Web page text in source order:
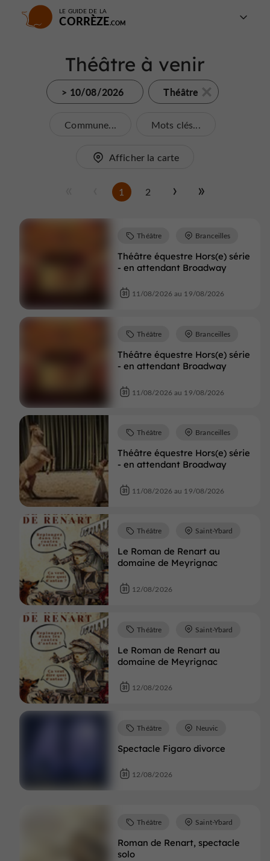
LE GUIDE DE LA
CORRÈZE
Théâtre à venir
> 10/08/2026 Théâtre
Commune... Mots clés...
Afficher la carte
1 2
Théâtre équestre Hors(e) série
- en attendant Broadway
Théâtre Branceilles
11/08/2026 au 19/08/2026
Théâtre équestre Hors(e) série
- en attendant Broadway
Théâtre Branceilles
11/08/2026 au 19/08/2026
Théâtre équestre Hors(e) série
- en attendant Broadway
Théâtre Branceilles
11/08/2026 au 19/08/2026
Le Roman de Renart au
domaine de Meyrignac
Théâtre Saint-Ybard
12/08/2026
Le Roman de Renart au
domaine de Meyrignac
Théâtre Saint-Ybard
12/08/2026
Spectacle Figaro divorce
Théâtre Neuvic
12/08/2026
Roman de Renart, spectacle
solo
Théâtre Saint-Ybard